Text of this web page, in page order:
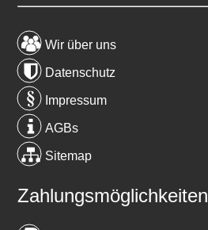
Wir über uns
Datenschutz
Impressum
AGBs
Sitemap
Zahlungsmöglichkeiten